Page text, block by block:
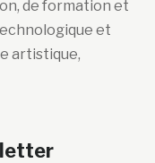
de formation et
et
artistique,